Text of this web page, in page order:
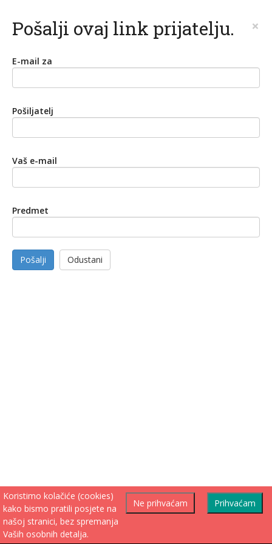
Pošalji ovaj link prijatelju. ×
E-mail za
Pošiljatelj
Vaš e-mail
Predmet
Pošalji Odustani
Prihvaćam
Ne prihvaćam
Koristimo kolačiće (cookies)
kako bismo pratili posjete na
našoj stranici, bez spremanja
Vaših osobnih detalja.